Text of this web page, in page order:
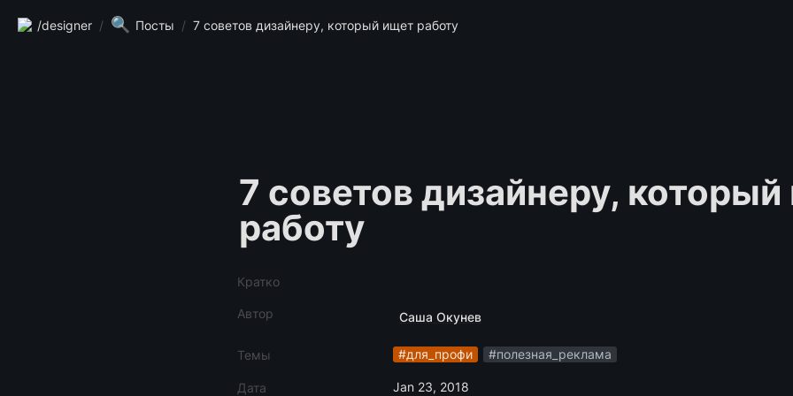
/designer / 🔍 Посты / 7 советов дизайнеру, который ищет работу
7 советов дизайнеру,
работу
Кратко
Автор Саша Окунев
Темы #для_профи #полезная_реклама
Дата Jan 23, 2018